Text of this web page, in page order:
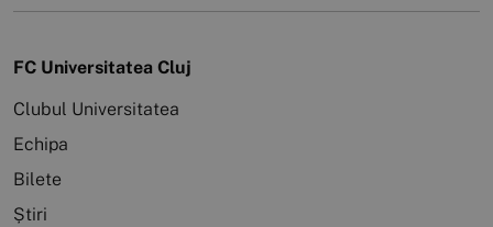
FC Universitatea Cluj
Clubul Universitatea
Echipa
Bilete
Știri